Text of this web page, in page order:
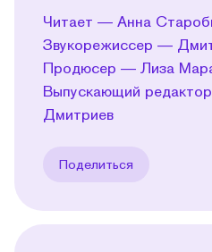
Читает — Анна
Звукорежиссер —
Продюсер — Лиза
Выпускающий
Дмитриев
Поделиться